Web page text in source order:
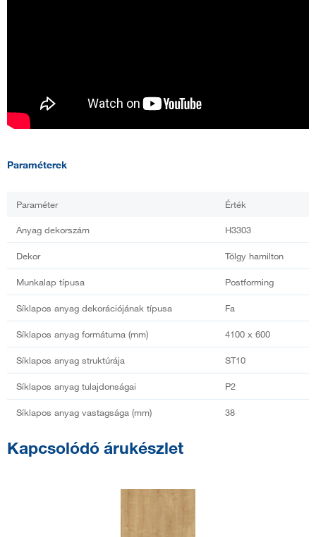
Paraméterek
Paraméter Érték
Anyag dekorszám H3303
Dekor Tölgy hamilton
Munkalap típusa Postforming
Síklapos anyag dekorációjának típusa Fa
Síklapos anyag formátuma (mm) 4100 x 600
Síklapos anyag struktúrája ST10
Síklapos anyag tulajdonságai P2
Síklapos anyag vastagsága (mm) 38
Kapcsolódó árukészlet